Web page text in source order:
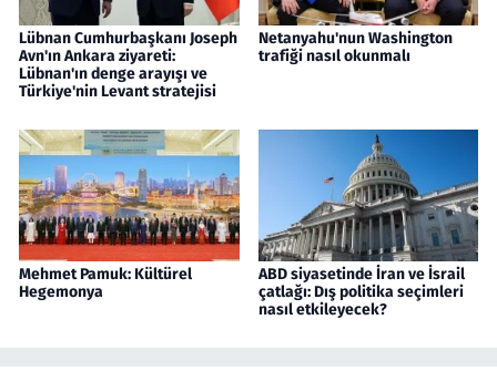
Lübnan Cumhurbaşkanı Joseph
Avn'ın Ankara ziyareti:
Lübnan'ın denge arayışı ve
Türkiye'nin Levant stratejisi
Netanyahu'nun Washington
trafiği nasıl okunmalı
Mehmet Pamuk: Kültürel
Hegemonya
ABD siyasetinde İran ve İsrail
çatlağı: Dış politika seçimleri
nasıl etkileyecek?